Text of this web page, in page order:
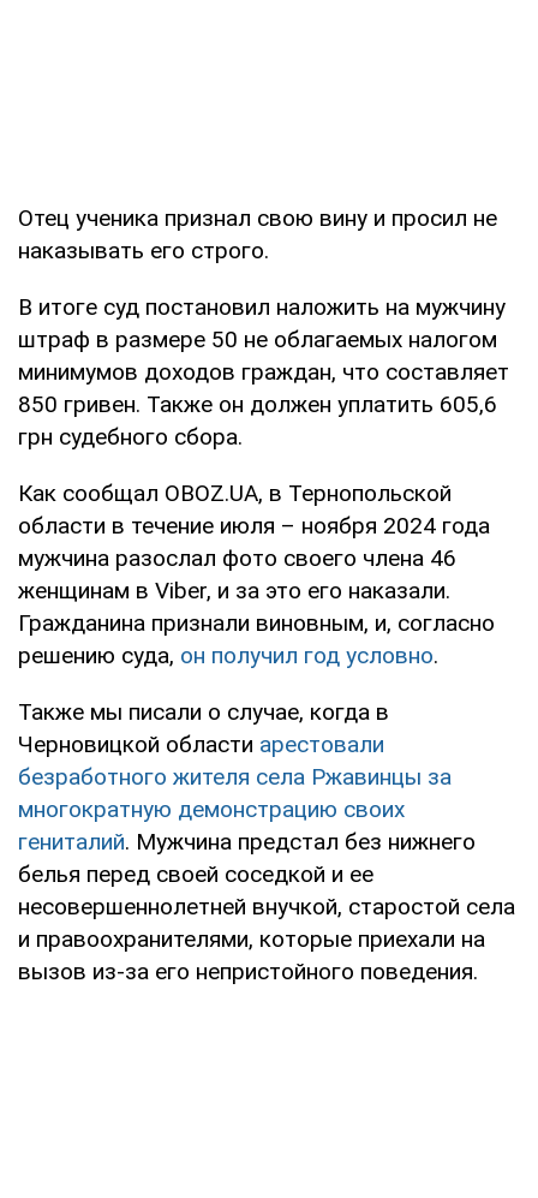
Отец ученика признал свою вину и просил не
наказывать его строго.
В итоге суд постановил наложить на мужчину
штраф в размере 50 не облагаемых налогом
минимумов доходов граждан, что составляет
850 гривен. Также он должен уплатить 605,6
грн судебного сбора.
Как сообщал OBOZ.UA, в Тернопольской
области в течение июля – ноября 2024 года
мужчина разослал фото своего члена 46
женщинам в Viber, и за это его наказали.
Гражданина признали виновным, и, согласно
решению суда, он получил год условно.
Также мы писали о случае, когда в
Черновицкой области арестовали
безработного жителя села Ржавинцы за
многократную демонстрацию своих
гениталий. Мужчина предстал без нижнего
белья перед своей соседкой и ее
несовершеннолетней внучкой, старостой села
и правоохранителями, которые приехали на
вызов из-за его непристойного поведения.